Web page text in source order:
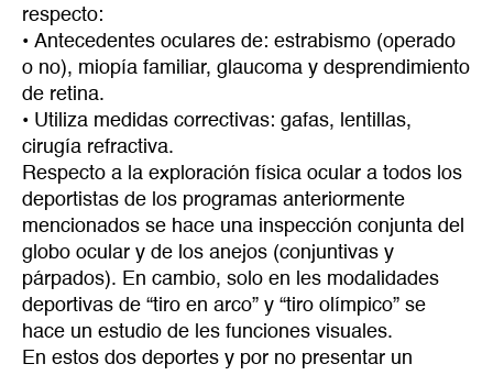
respecto:
• Antecedentes oculares de: estrabismo (operado
o no), miopía familiar, glaucoma y desprendimiento
de retina.
• Utiliza medidas correctivas: gafas, lentillas,
cirugía refractiva.
Respecto a la exploración física ocular a todos los
deportistas de los programas anteriormente
mencionados se hace una inspección conjunta del
globo ocular y de los anejos (conjuntivas y
párpados). En cambio, solo en les modalidades
deportivas de “tiro en arco” y “tiro olímpico” se
hace un estudio de les funciones visuales.
En estos dos deportes y por no presentar un